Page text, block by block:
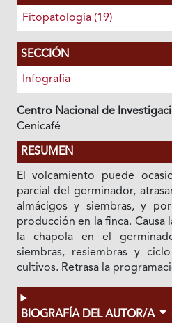
Fitopatología (19)
SECCIÓN
Infografía
Centro Nacional de
Cenicafé
RESUMEN
El volcamiento puede
parcial del germinador,
almácigos y siembras, y
producción en la finca. Causa
la chapola en el
siembras, resiembras y
cultivos. Retrasa la
BIOGRAFÍA DEL AUTOR/A